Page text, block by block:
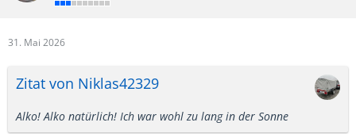
31. Mai 2026
Zitat von Niklas42329
Alko! Alko natürlich! Ich war wohl zu lang in der Sonne